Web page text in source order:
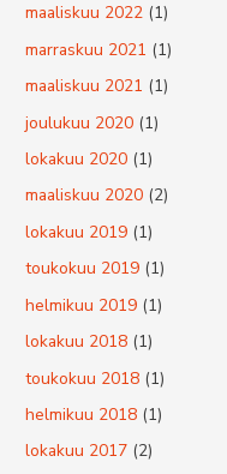
maaliskuu 2022 (1)
marraskuu 2021 (1)
maaliskuu 2021 (1)
joulukuu 2020 (1)
lokakuu 2020 (1)
maaliskuu 2020 (2)
lokakuu 2019 (1)
toukokuu 2019 (1)
helmikuu 2019 (1)
lokakuu 2018 (1)
toukokuu 2018 (1)
helmikuu 2018 (1)
lokakuu 2017 (2)